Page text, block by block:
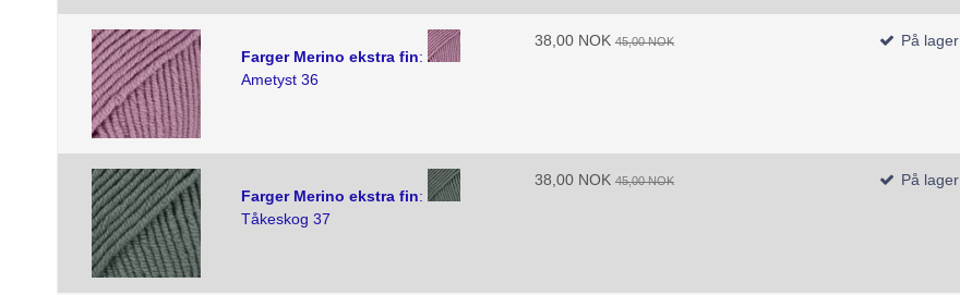
Farger Merino ekstra fin:
Ametyst 36
38,00 NOK 45,00 NOK På lager
Farger Merino ekstra fin:
Tåkeskog 37
38,00 NOK 45,00 NOK På lager